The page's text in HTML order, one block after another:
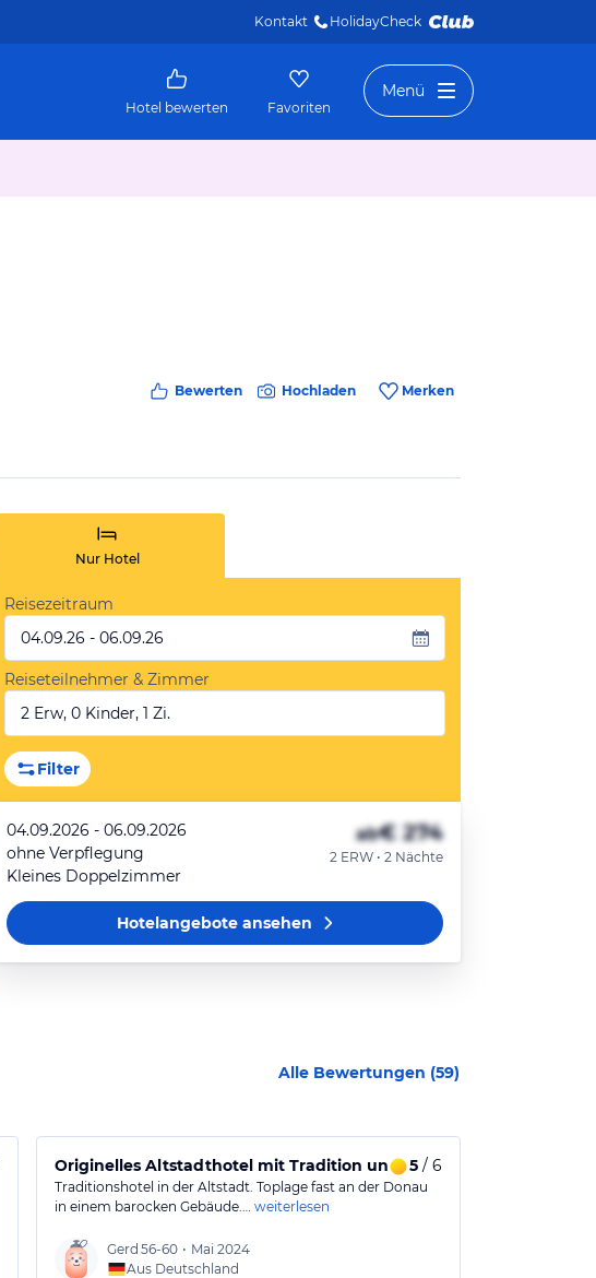
Kontakt HolidayCheck
Hotel bewerten Favoriten
Menü
Bewerten Hochladen Merken
Nur Hotel
Reisezeitraum
04.09.26 - 06.09.26
Reiseteilnehmer & Zimmer
2 Erw, 0 Kinder, 1 Zi.
Filter
04.09.2026 - 06.09.2026
ohne Verpflegung
Kleines Doppelzimmer
ab€ 274
2 ERW • 2 Nächte
Hotelangeboteansehen
Alle Bewertungen (59)
Originelles Altstadthotel mit Tradition und Charme
5/ 6
Traditionshotel in der Altstadt. Toplage fast an der Donau
in einem barocken Gebäude.… weiterlesen
Gerd 56-60 • Mai 2024
Aus Deutschland